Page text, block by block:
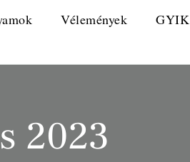
Vélemények GYIK
2023